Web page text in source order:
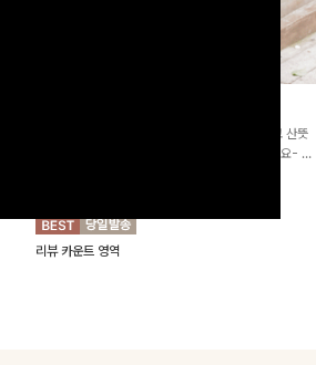
[청순무드/체형커버]꾸안꾸 무드의 정석🤍 가볍고 산뜻
한 착용감으로 여름 내내 손이 자주 가는 원피스예요- 은
리뷰 카운트 영역